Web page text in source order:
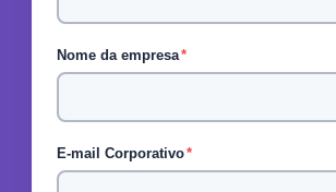
Nome da empresa*
E-mail Corporativo*